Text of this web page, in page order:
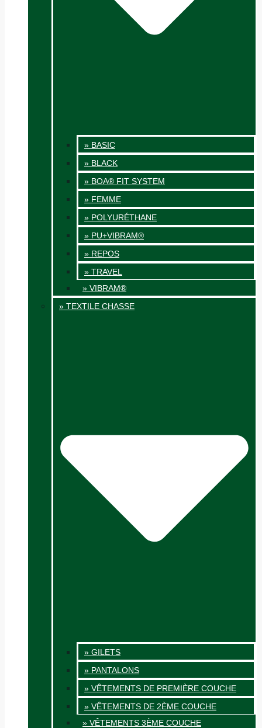
» BASIC
» BLACK
» BOA® FIT SYSTEM
» FEMME
» POLYURÉTHANE
» PU+VIBRAM®
» REPOS
» TRAVEL
» VIBRAM®
» TEXTILE CHASSE
» GILETS
» PANTALONS
» VÊTEMENTS DE PREMIÈRE COUCHE
» VÊTEMENTS DE 2ÈME COUCHE
» VÊTEMENTS 3ÈME COUCHE